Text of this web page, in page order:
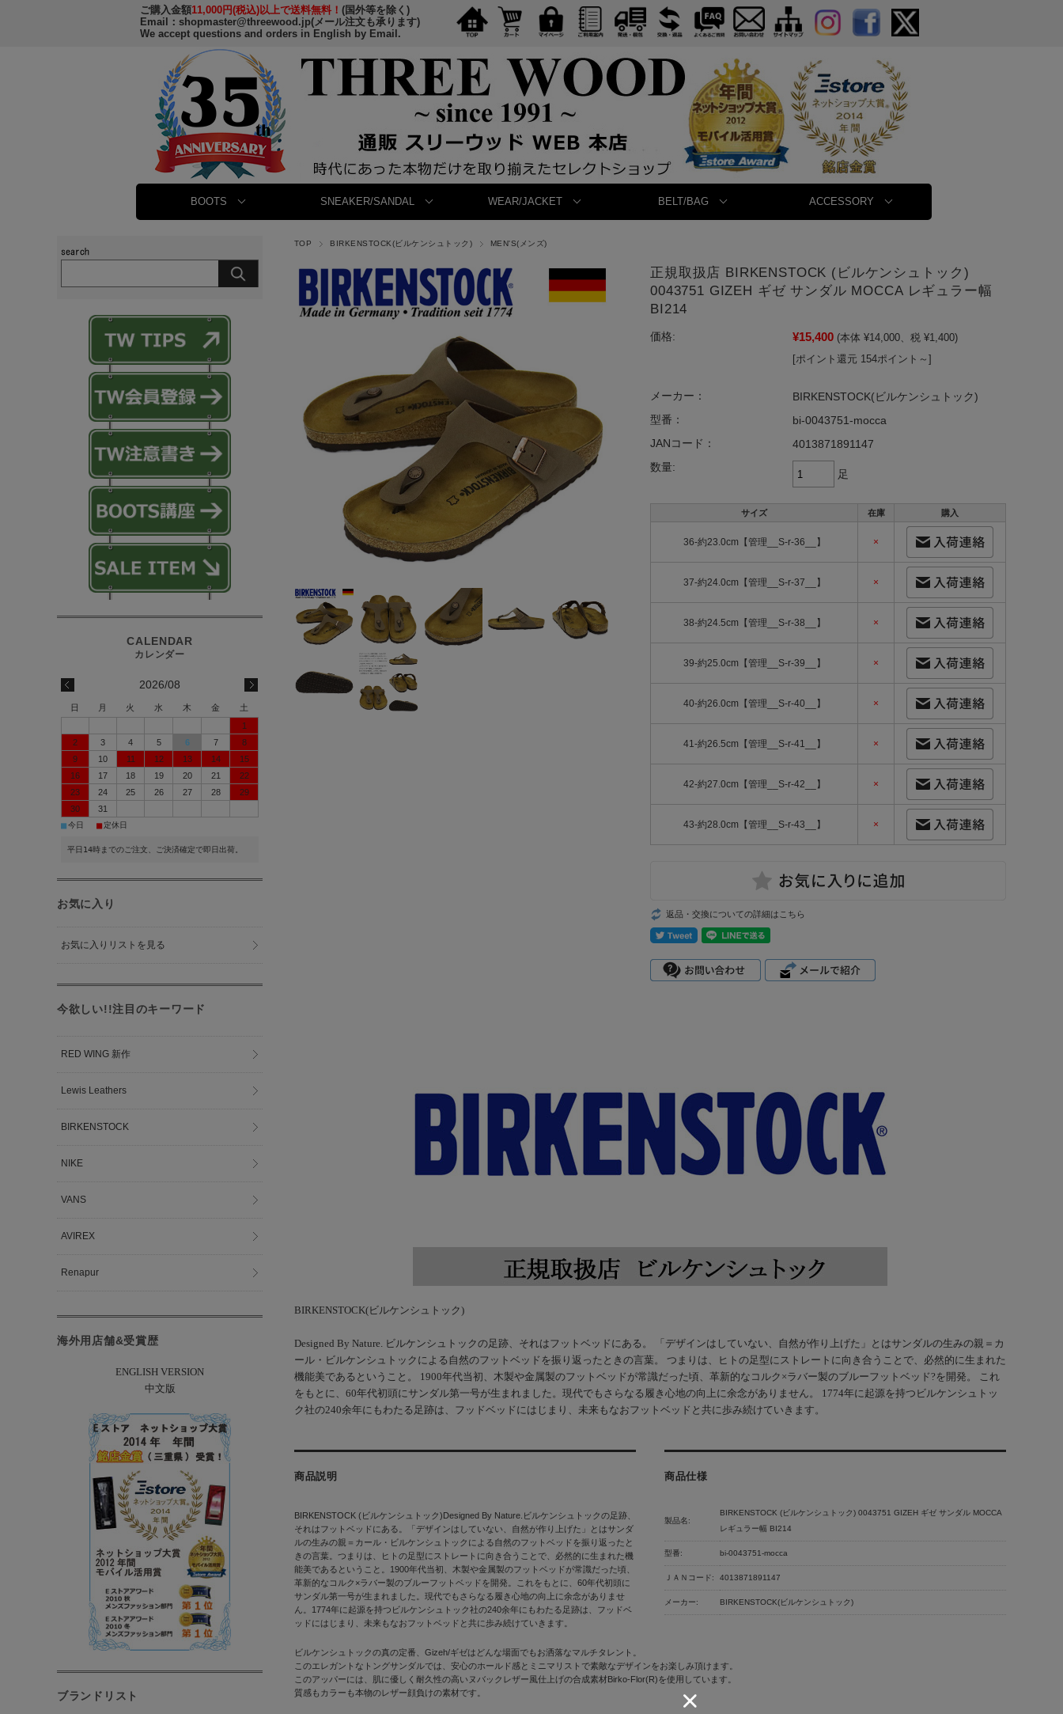
ご購入金額11,000円(税込)以上で送料無料！ (国外等を除く)
Email： shopmaster@threewood.jp(メール注文も承ります)
We accept questions and orders in English by Email.
BOOTS SNEAKER/SANDAL WEAR/JACKET BELT/BAG ACCESSORY
TOP BIRKENSTOCK(ビルケンシュトック) MEN'S(メンズ)
正規取扱店 BIRKENSTOCK (ビルケンシュトック)
0043751 GIZEH ギゼ サンダル MOCCA レギュラー幅
BI214
価格: ¥15,400 (本体 ¥14,000、税 ¥1,400)
[ポイント還元 154ポイント～]
メーカー：
BIRKENSTOCK(ビルケンシュトック)
型番：
bi-0043751-mocca
JANコード：
4013871891147
数量:
足
サイズ 在庫 購入
36-約23.0cm【管理__S-r-36__】 ×
37-約24.0cm【管理__S-r-37__】 ×
38-約24.5cm【管理__S-r-38__】 ×
39-約25.0cm【管理__S-r-39__】 ×
40-約26.0cm【管理__S-r-40__】 ×
41-約26.5cm【管理__S-r-41__】 ×
42-約27.0cm【管理__S-r-42__】 ×
43-約28.0cm【管理__S-r-43__】 ×
返品・交換についての詳細はこちら
BIRKENSTOCK(ビルケンシュトック)
Designed By Nature. ビルケンシュトックの足跡、それはフットベッドにある。 「デザインはしていない、自然が作り上げた」とはサンダルの生みの親＝カ
ール・ビルケンシュトックによる自然のフットベッドを振り返ったときの言葉。 つまりは、ヒトの足型にストレートに向き合うことで、必然的に生まれた
機能美であるということ。 1900年代当初、木製や金属製のフットベッドが常識だった頃、革新的なコルク×ラバー製のブルーフットベッド?を開発。 これ
をもとに、60年代初頭にサンダル第一号が生まれました。現代でもさらなる履き心地の向上に余念がありません。 1774年に起源を持つビルケンシュトッ
ク社の240余年にもわたる足跡は、フッドベッドにはじまり、未来もなおフットベッドと共に歩み続けていきます。
商品説明
BIRKENSTOCK (ビルケンシュトック)Designed By Nature.ビルケンシュトックの足跡、
それはフットベッドにある。「デザインはしていない、自然が作り上げた」とはサンダ
ルの生みの親＝カール・ビルケンシュトックによる自然のフットベッドを振り返ったと
きの言葉。つまりは、ヒトの足型にストレートに向き合うことで、必然的に生まれた機
能美であるということ。1900年代当初、木製や金属製のフットベッドが常識だった頃、
革新的なコルク×ラバー製のブルーフットベッドを開発。これをもとに、60年代初頭に
サンダル第一号が生まれました。現代でもさらなる履き心地の向上に余念がありませ
ん。1774年に起源を持つビルケンシュトック社の240余年にもわたる足跡は、フッドベ
ッドにはじまり、未来もなおフットベッドと共に歩み続けていきます。
商品仕様
製品名:
BIRKENSTOCK (ビルケンシュトック) 0043751 GIZEH ギゼ サンダル MOCCA
レギュラー幅 BI214
型番: bi-0043751-mocca
ＪＡＮコード: 4013871891147
メーカー: BIRKENSTOCK(ビルケンシュトック)
ビルケンシュトックの真の定番、Gizeh/ギゼはどんな場面でもお洒落なマルチタレント。
このエレガントなトングサンダルでは、安心のホールド感とミニマリストで素敵なデザインをお楽しみ頂けます。
このアッパーには、肌に優しく耐久性の高いヌバックレザー風仕上げの合成素材Birko-Flor(R)を使用しています。
質感もカラーも本物のレザー顔負けの素材です。
2026/08
日 月 火 水 木 金
土
1
2
3 4 5 6 7
8
9
10 11 12 13 14
15
16
17 18 19 20 21
22
23
24 25 26 27 28
29
30
31
■今日 ■ 定休日
平日14時までのご注文、ご決済確定で即日出荷。
お気に入り
お気に入りリストを見る
今欲しい!!注目のキーワード
RED WING 新作
Lewis Leathers
BIRKENSTOCK
NIKE
VANS
AVIREX
Renapur
海外用店舗&受賞歴
ENGLISH VERSION
中文版
ブランドリスト